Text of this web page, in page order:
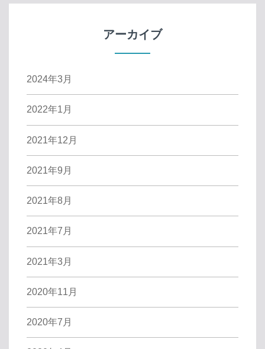
アーカイブ
2024年3月
2022年1月
2021年12月
2021年9月
2021年8月
2021年7月
2021年3月
2020年11月
2020年7月